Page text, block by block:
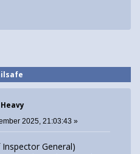
2025, 21:03:43 »
General)